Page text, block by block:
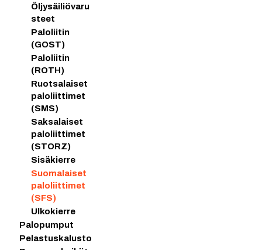
Öljysäiliövaru
steet
Paloliitin
(GOST)
Paloliitin
(ROTH)
Ruotsalaiset
paloliittimet
(SMS)
Saksalaiset
paloliittimet
(STORZ)
Sisäkierre
Suomalaiset
paloliittimet
(SFS)
Ulkokierre
Palopumput
Pelastuskalusto